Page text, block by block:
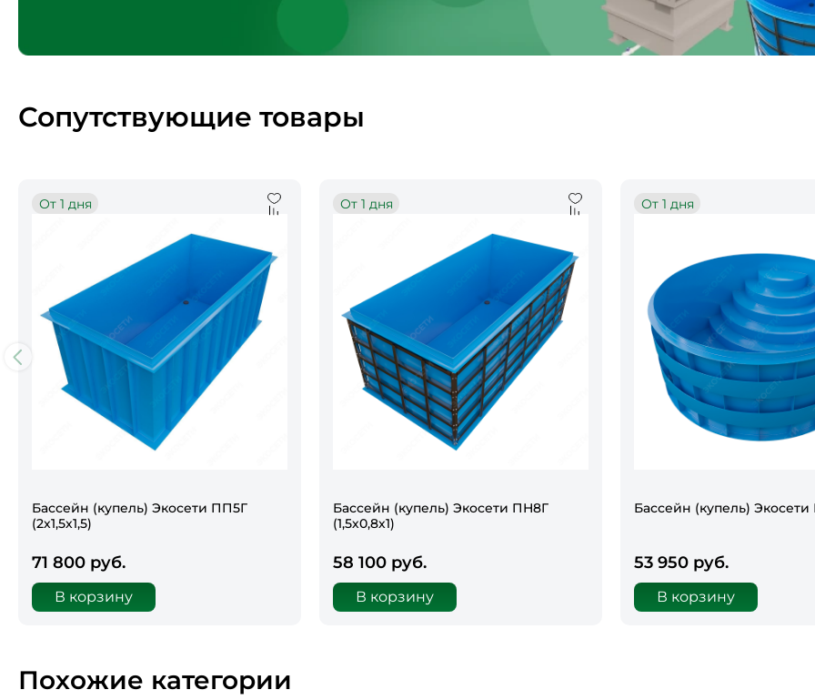
Сопутствующие товары
От 1 дня
Бассейн (купель) Экосети ПП5Г
(2х1,5х1,5)
71 800 руб.
В корзину
От 1 дня
Бассейн (купель) Экосети ПН8Г
(1,5х0,8х1)
58 100 руб.
В корзину
От 1 дня
Бассейн (купель) Экосети
53 950 руб.
В корзину
Похожие категории